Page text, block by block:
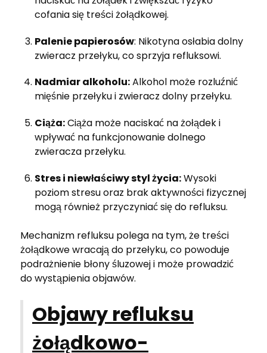
cofania się treści żołądkowej.
Palenie papierosów: Nikotyna osłabia dolny
zwieracz przełyku, co sprzyja refluksowi.
Nadmiar alkoholu:Alkohol może rozluźnić
mięśnie przełyku i zwieracz dolny przełyku.
Ciąża:Ciąża może naciskać na żołądek i
wpływać na funkcjonowanie dolnego
zwieracza przełyku.
Stres i niewłaściwy styl życia:Wysoki
poziom stresu oraz brak aktywności fizycznej
mogą również przyczyniać się do refluksu.
Mechanizm refluksu polega na tym, że treści
żołądkowe wracają do przełyku, co powoduje
podrażnienie błony śluzowej i może prowadzić
do wystąpienia objawów.
Objawy refluksu
żołądkowo-